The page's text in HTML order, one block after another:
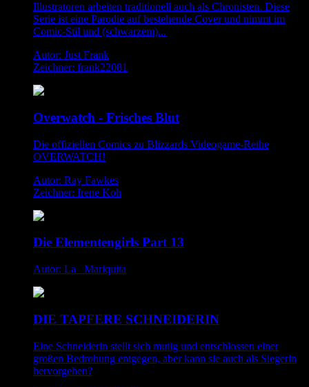
Illustratoren arbeiten traditionell auch als Chronisten. Diese
Serie ist eine Parodie auf bestehende Cover und nimmt im
Comic-Stil und (schwarzem)...
Autor: Just Frank
Zeichner: frank22081
Overwatch - Frisches Blut
Die offiziellen Comics zu Blizzards Videogame-Reihe
OVERWATCH!
Autor: Ray Fawkes
Zeichner: Irene Koh
Die Elementengirls Part 13
Autor: La _Mariquita
DIE TAPFERE SCHNEIDERIN
Eine Schneiderin stellt sich mutig und entschlossen einer
großen Bedrohung entgegen, aber kann sie auch als Siegerin
hervorgehen?